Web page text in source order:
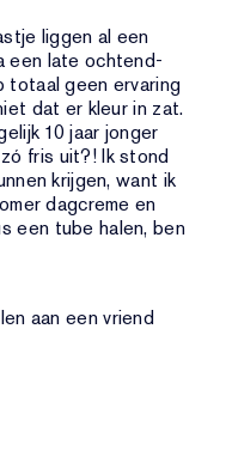
liggen al een
een late ochtend-
totaal geen ervaring
dat er kleur in zat.
10 jaar jonger
fris uit?! Ik stond
krijgen, want ik
dagcreme en
een tube halen, ben
aan een vriend